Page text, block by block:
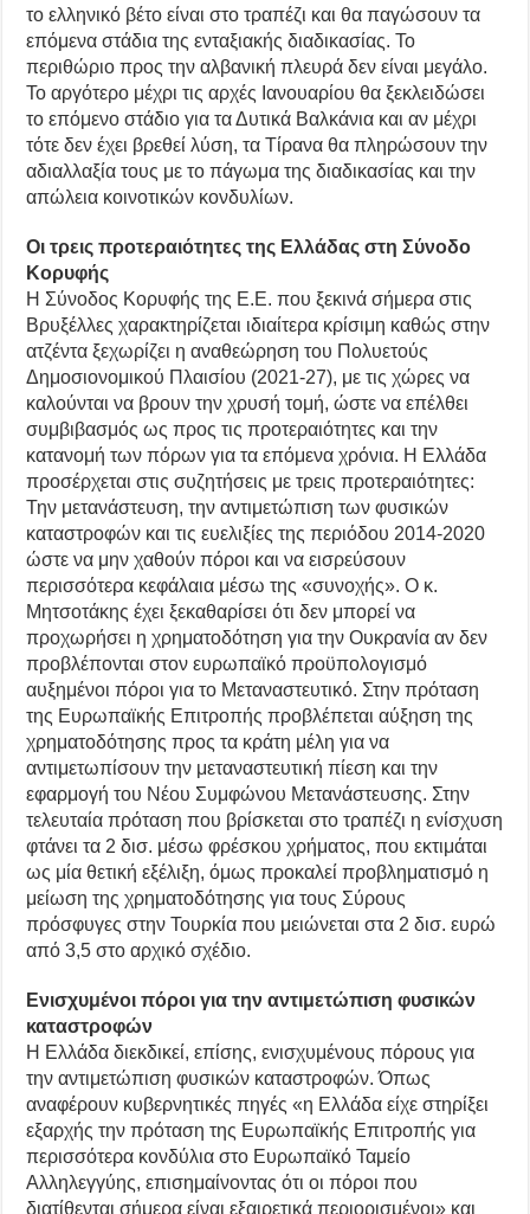
το ελληνικό βέτο είναι στο τραπέζι και θα παγώσουν τα
επόμενα στάδια της ενταξιακής διαδικασίας. Το
περιθώριο προς την αλβανική πλευρά δεν είναι μεγάλο.
Το αργότερο μέχρι τις αρχές Ιανουαρίου θα ξεκλειδώσει
το επόμενο στάδιο για τα Δυτικά Βαλκάνια και αν μέχρι
τότε δεν έχει βρεθεί λύση, τα Τίρανα θα πληρώσουν την
αδιαλλαξία τους με το πάγωμα της διαδικασίας και την
απώλεια κοινοτικών κονδυλίων.
Οι τρεις προτεραιότητες της Ελλάδας στη Σύνοδο
Κορυφής
Η Σύνοδος Κορυφής της Ε.Ε. που ξεκινά σήμερα στις
Βρυξέλλες χαρακτηρίζεται ιδιαίτερα κρίσιμη καθώς στην
ατζέντα ξεχωρίζει η αναθεώρηση του Πολυετούς
Δημοσιονομικού Πλαισίου (2021-27), με τις χώρες να
καλούνται να βρουν την χρυσή τομή, ώστε να επέλθει
συμβιβασμός ως προς τις προτεραιότητες και την
κατανομή των πόρων για τα επόμενα χρόνια. Η Ελλάδα
προσέρχεται στις συζητήσεις με τρεις προτεραιότητες:
Την μετανάστευση, την αντιμετώπιση των φυσικών
καταστροφών και τις ευελιξίες της περιόδου 2014-2020
ώστε να μην χαθούν πόροι και να εισρεύσουν
περισσότερα κεφάλαια μέσω της «συνοχής». Ο κ.
Μητσοτάκης έχει ξεκαθαρίσει ότι δεν μπορεί να
προχωρήσει η χρηματοδότηση για την Ουκρανία αν δεν
προβλέπονται στον ευρωπαϊκό προϋπολογισμό
αυξημένοι πόροι για το Μεταναστευτικό. Στην πρόταση
της Ευρωπαϊκής Επιτροπής προβλέπεται αύξηση της
χρηματοδότησης προς τα κράτη μέλη για να
αντιμετωπίσουν την μεταναστευτική πίεση και την
εφαρμογή του Νέου Συμφώνου Μετανάστευσης. Στην
τελευταία πρόταση που βρίσκεται στο τραπέζι η ενίσχυση
φτάνει τα 2 δισ. μέσω φρέσκου χρήματος, που εκτιμάται
ως μία θετική εξέλιξη, όμως προκαλεί προβληματισμό η
μείωση της χρηματοδότησης για τους Σύρους
πρόσφυγες στην Τουρκία που μειώνεται στα 2 δισ. ευρώ
από 3,5 στο αρχικό σχέδιο.
Ενισχυμένοι πόροι για την αντιμετώπιση φυσικών
καταστροφών
Η Ελλάδα διεκδικεί, επίσης, ενισχυμένους πόρους για
την αντιμετώπιση φυσικών καταστροφών. Όπως
αναφέρουν κυβερνητικές πηγές «η Ελλάδα είχε στηρίξει
εξαρχής την πρόταση της Ευρωπαϊκής Επιτροπής για
περισσότερα κονδύλια στο Ευρωπαϊκό Ταμείο
Αλληλεγγύης, επισημαίνοντας ότι οι πόροι που
διατίθενται σήμερα είναι εξαιρετικά περιορισμένοι» και